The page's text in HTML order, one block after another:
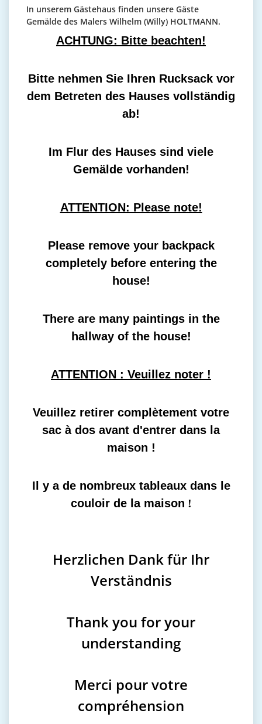
In unserem Gästehaus finden unsere Gäste
Gemälde des Malers Wilhelm (Willy) HOLTMANN.
ACHTUNG: Bitte beachten!
Bitte nehmen Sie Ihren Rucksack vor
dem Betreten des Hauses vollständig
ab!
Im Flur des Hauses sind viele
Gemälde vorhanden!
ATTENTION: Please note!
Please remove your backpack
completely before entering the
house!
There are many paintings in the
hallway of the house!
ATTENTION : Veuillez noter !
Veuillez retirer complètement votre
sac à dos avant d'entrer dans la
maison !
Il y a de nombreux tableaux dans le
couloir de la maison !
Herzlichen Dank für Ihr
Verständnis
Thank you for your
understanding
Merci pour votre
compréhension